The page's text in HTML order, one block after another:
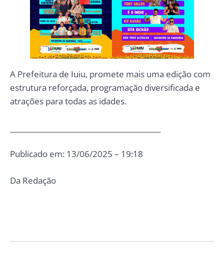
A Prefeitura de Iuiu, promete mais uma edição com
estrutura reforçada, programação diversificada e
atrações para todas as idades.
Publicado em: 13/06/2025 – 19:18
Da Redação